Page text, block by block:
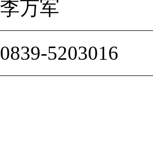
李万军
0839-5203016